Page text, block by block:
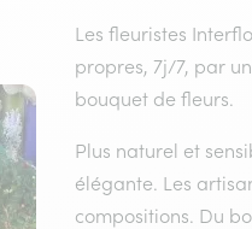
Les fleuristes
propres, 7j/7, par
bouquet de fleurs.
Plus naturel et
élégante. Les
compositions. Du